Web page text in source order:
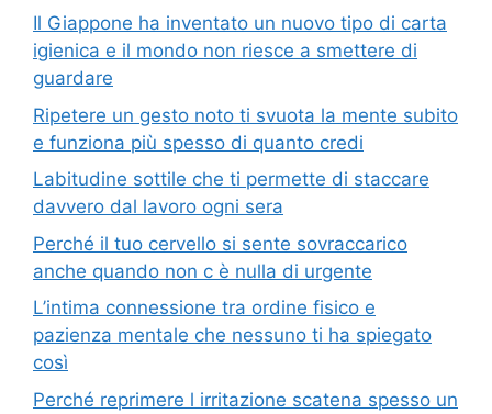
Il Giappone ha inventato un nuovo tipo di carta
igienica e il mondo non riesce a smettere di
guardare
Ripetere un gesto noto ti svuota la mente subito
e funziona più spesso di quanto credi
Labitudine sottile che ti permette di staccare
davvero dal lavoro ogni sera
Perché il tuo cervello si sente sovraccarico
anche quando non c è nulla di urgente
L’intima connessione tra ordine fisico e
pazienza mentale che nessuno ti ha spiegato
così
Perché reprimere l irritazione scatena spesso un